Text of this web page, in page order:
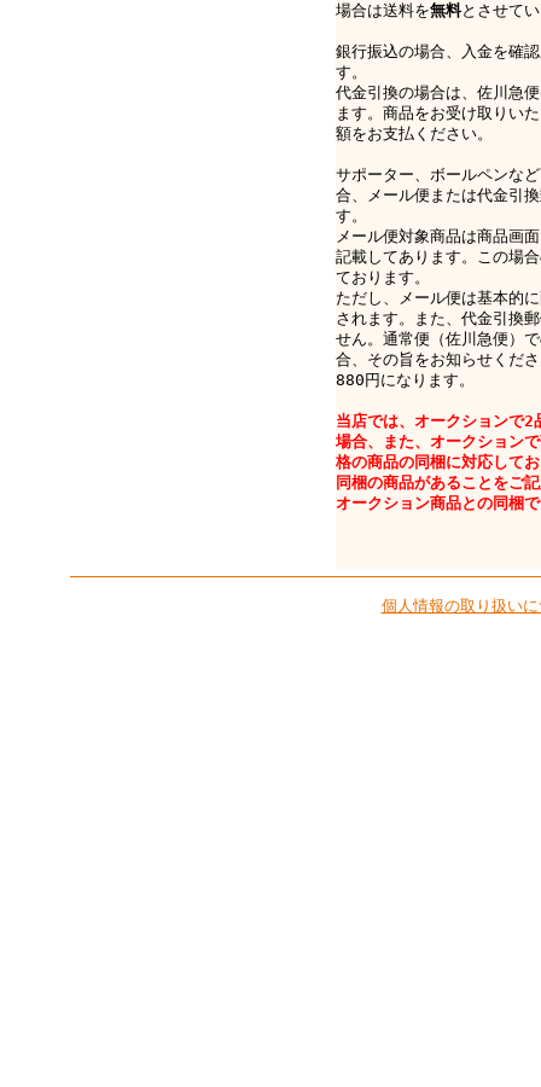
場合は送料を無料とさせて
銀行振込の場合、入金を確
す。
代金引換の場合は、佐川
ます。商品をお受け取りい
額をお支払ください。
サポーター、ボールペンな
合、メール便または代金引
す。
メール便対象商品は商品画
記載してあります。この場
ております。
ただし、メール便は基本的
されます。また、代金引換
せん。通常便（佐川急便）
合、その旨をお知らせくだ
880円になります。
当店では、オークションで2
場合、また、オークション
格の商品の同梱に対応して
同梱の商品があることをご
オークション商品との同梱
個人情報の取り扱い